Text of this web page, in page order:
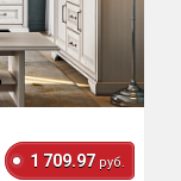
1 709.97 руб.